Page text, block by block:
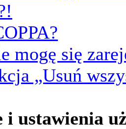
mogę się
„Usuń
i ustawienia